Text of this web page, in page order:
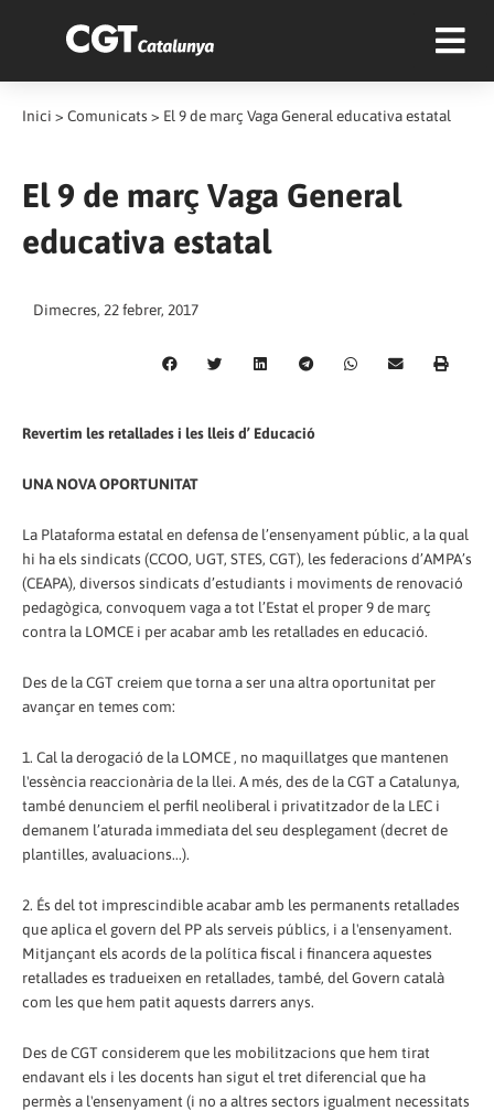
Inici > Comunicats > El 9 de març Vaga General educativa estatal
El 9 de març Vaga General
educativa estatal
Dimecres, 22 febrer, 2017
Revertim les retallades i les lleis d’ Educació
UNA NOVA OPORTUNITAT
La Plataforma estatal en defensa de l’ensenyament públic, a la qual
hi ha els sindicats (CCOO, UGT, STES, CGT), les federacions d’AMPA’s
(CEAPA), diversos sindicats d’estudiants i moviments de renovació
pedagògica, convoquem vaga a tot l’Estat el proper 9 de març
contra la LOMCE i per acabar amb les retallades en educació.
Des de la CGT creiem que torna a ser una altra oportunitat per
avançar en temes com:
1. Cal la derogació de la LOMCE , no maquillatges que mantenen
l'essència reaccionària de la llei. A més, des de la CGT a Catalunya,
també denunciem el perfil neoliberal i privatitzador de la LEC i
demanem l’aturada immediata del seu desplegament (decret de
plantilles, avaluacions...).
2. És del tot imprescindible acabar amb les permanents retallades
que aplica el govern del PP als serveis públics, i a l'ensenyament.
Mitjançant els acords de la política fiscal i financera aquestes
retallades es tradueixen en retallades, també, del Govern català
com les que hem patit aquests darrers anys.
Des de CGT considerem que les mobilitzacions que hem tirat
endavant els i les docents han sigut el tret diferencial que ha
permès a l'ensenyament (i no a altres sectors igualment necessitats